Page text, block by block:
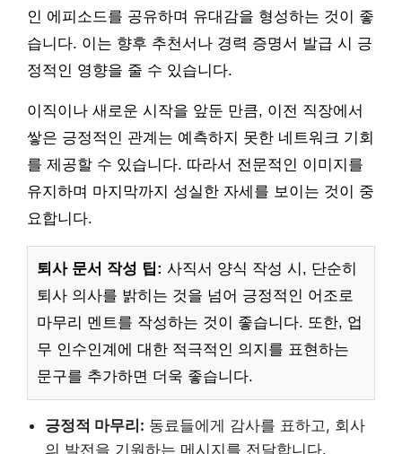
인 에피소드를 공유하며 유대감을 형성하는 것이 좋
습니다. 이는 향후 추천서나 경력 증명서 발급 시 긍
정적인 영향을 줄 수 있습니다.
이직이나 새로운 시작을 앞둔 만큼, 이전 직장에서
쌓은 긍정적인 관계는 예측하지 못한 네트워크 기회
를 제공할 수 있습니다. 따라서 전문적인 이미지를
유지하며 마지막까지 성실한 자세를 보이는 것이 중
요합니다.
퇴사 문서 작성 팁: 사직서 양식 작성 시, 단순히
퇴사 의사를 밝히는 것을 넘어 긍정적인 어조로
마무리 멘트를 작성하는 것이 좋습니다. 또한, 업
무 인수인계에 대한 적극적인 의지를 표현하는
문구를 추가하면 더욱 좋습니다.
긍정적 마무리: 동료들에게 감사를 표하고, 회사
의 발전을 기원하는 메시지를 전달합니다.